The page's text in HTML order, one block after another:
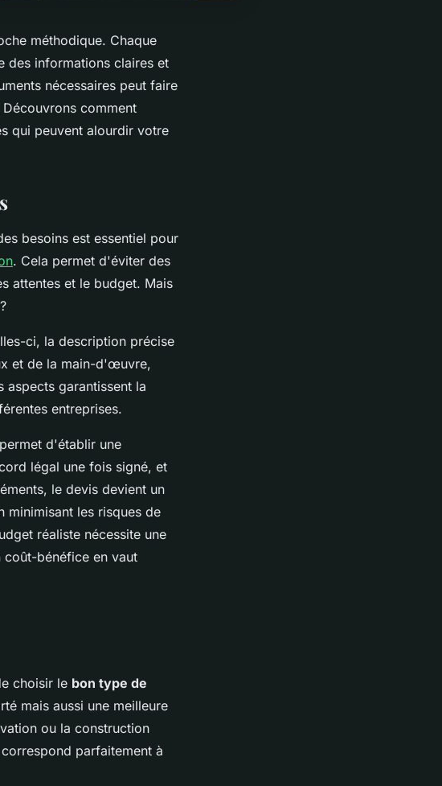
méthodique. Chaque
des informations claires et
nécessaires peut faire
comment
qui peuvent alourdir votre
besoins est essentiel pour
. Cela permet d'éviter des
attentes et le budget. Mais
ci, la description précise
et de la main-d'œuvre,
aspects garantissent la
entreprises.
d'établir une
légal une fois signé, et
le devis devient un
les risques de
réaliste nécessite une
coût-bénéfice en vaut
choisir le bon type de
mais aussi une meilleure
ou la construction
parfaitement à